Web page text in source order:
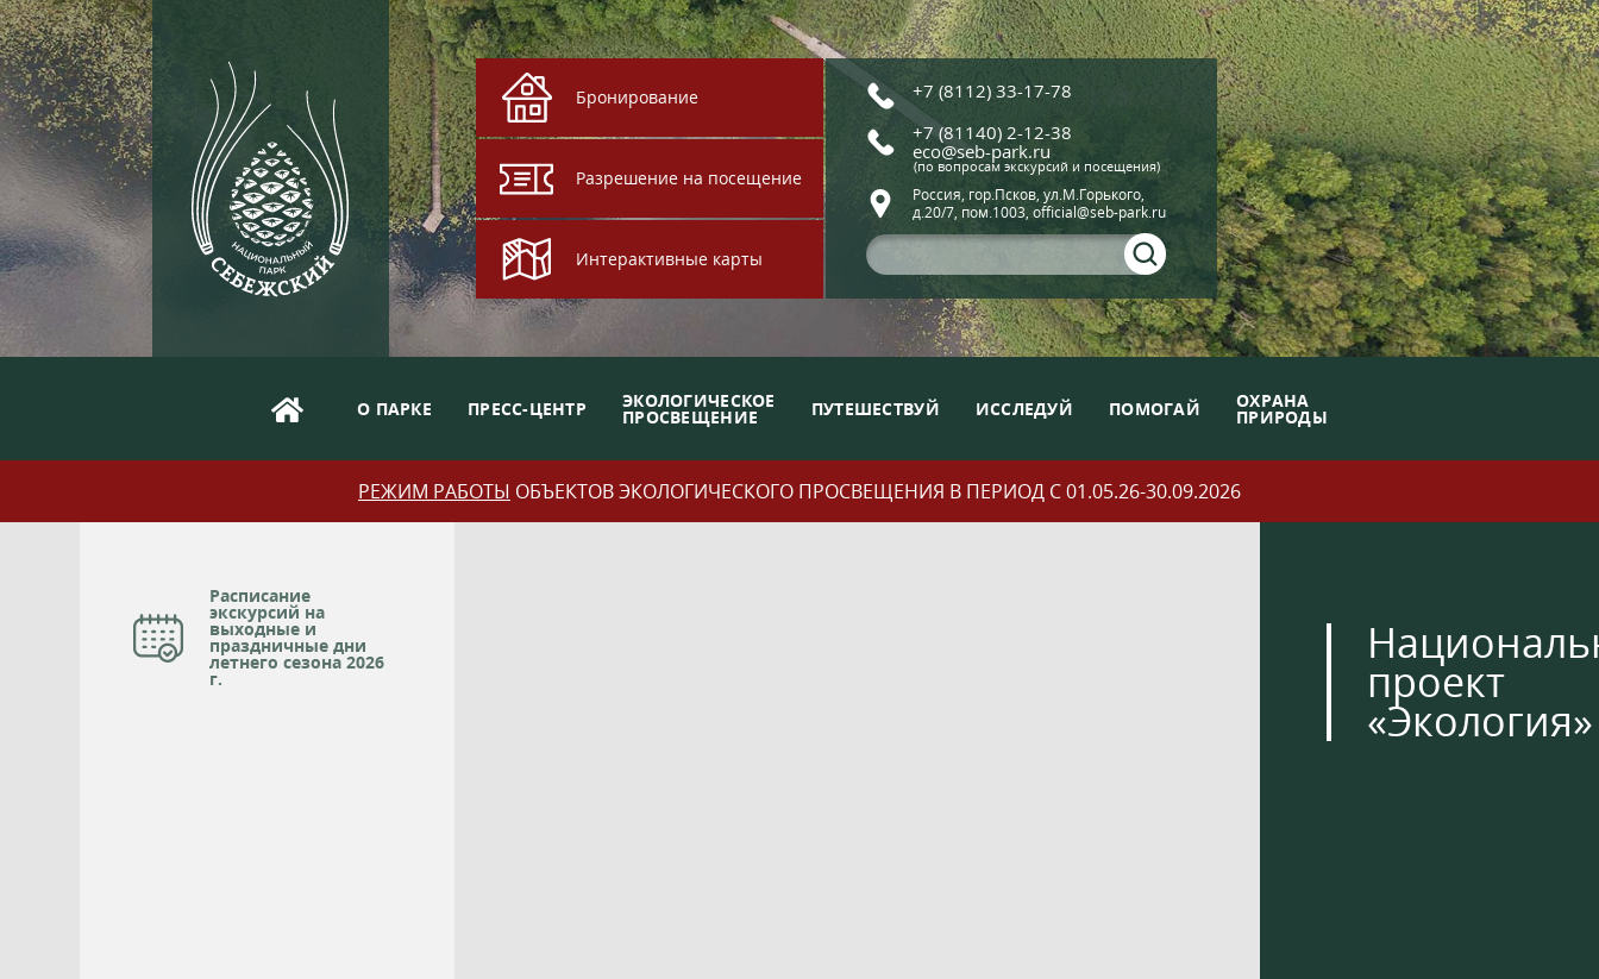
Бронирование
Разрешение на посещение
Интерактивные карты
+7 (8112) 33-17-78
+7 (81140) 2-12-38
eco@seb-park.ru
(по вопросам экскурсий и посещения)
Россия, гор.Псков, ул.М.Горького,
д.20/7, пом.1003, official@seb-park.ru
О ПАРКЕ ПРЕСС-ЦЕНТР ЭКОЛОГИЧЕСКОЕ
ПРОСВЕЩЕНИЕ ПУТЕШЕСТВУЙ ИССЛЕДУЙ ПОМОГАЙ ОХРАНА
ПРИРОДЫ
РЕЖИМ РАБОТЫ ОБЪЕКТОВ ЭКОЛОГИЧЕСКОГО ПРОСВЕЩЕНИЯ В ПЕРИОД С 01.05.26-30.09.2026
Расписание
экскурсий на
выходные и
праздничные дни
летнего сезона 2026
г. проект
«Экология»